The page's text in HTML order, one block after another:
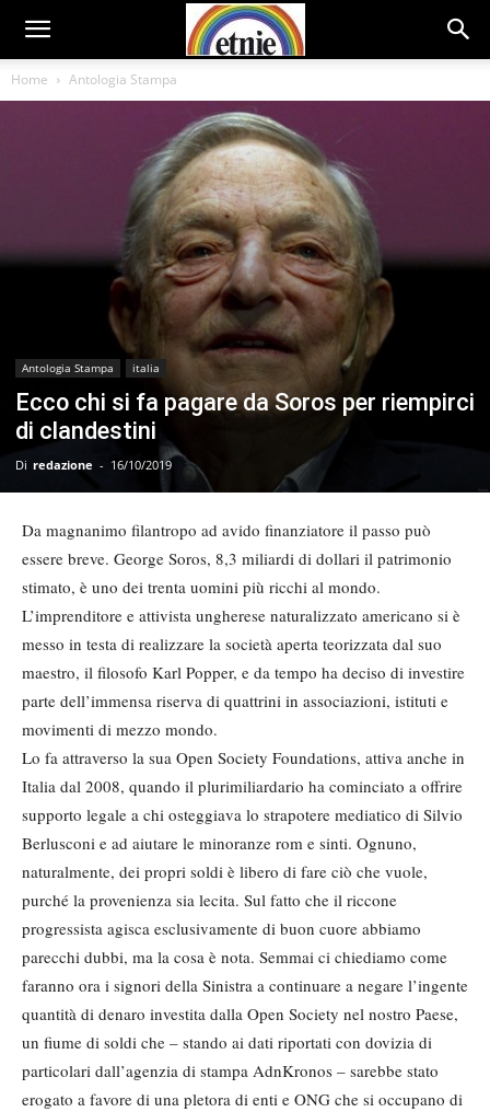
Home Antologia Stampa
Antologia Stampa italia
Ecco chi si fa pagare da Soros per riempirci
di clandestini
Di redazione - 16/10/2019
Da magnanimo filantropo ad avido finanziatore il passo può
essere breve. George Soros, 8,3 miliardi di dollari il patrimonio
stimato, è uno dei trenta uomini più ricchi al mondo.
L’imprenditore e attivista ungherese naturalizzato americano si è
messo in testa di realizzare la società aperta teorizzata dal suo
maestro, il filosofo Karl Popper, e da tempo ha deciso di investire
parte dell’immensa riserva di quattrini in associazioni, istituti e
movimenti di mezzo mondo.
Lo fa attraverso la sua Open Society Foundations, attiva anche in
Italia dal 2008, quando il plurimiliardario ha cominciato a offrire
supporto legale a chi osteggiava lo strapotere mediatico di Silvio
Berlusconi e ad aiutare le minoranze rom e sinti. Ognuno,
naturalmente, dei propri soldi è libero di fare ciò che vuole,
purché la provenienza sia lecita. Sul fatto che il riccone
progressista agisca esclusivamente di buon cuore abbiamo
parecchi dubbi, ma la cosa è nota. Semmai ci chiediamo come
faranno ora i signori della Sinistra a continuare a negare l’ingente
quantità di denaro investita dalla Open Society nel nostro Paese,
un fiume di soldi che – stando ai dati riportati con dovizia di
particolari dall’agenzia di stampa AdnKronos – sarebbe stato
erogato a favore di una pletora di enti e ONG che si occupano di